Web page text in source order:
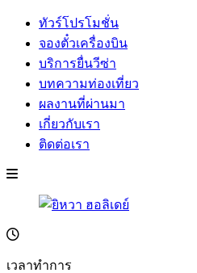
ทัวร์โปรโมชั่น
จองตั๋วเครื่องบิน
บริการยื่นวีซ่า
บทความท่องเที่ยว
ผลงานที่ผ่านมา
เกี่ยวกับเรา
ติดต่อเรา
เวลาทำการ